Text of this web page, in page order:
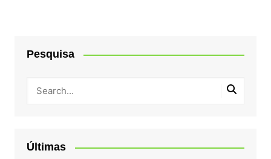
Pesquisa
Últimas